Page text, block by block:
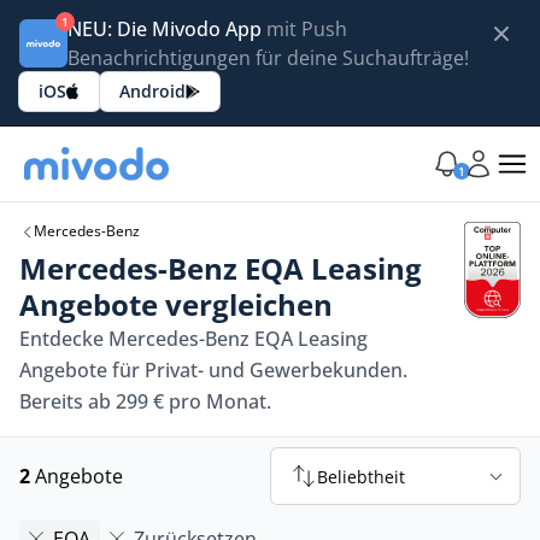
1NEU: Die Mivodo App mit Push
Benachrichtigungen für deine Suchaufträge!
iOS Android
1
Mercedes-Benz
Mercedes-Benz EQA Leasing
Angebote vergleichen
Entdecke Mercedes-Benz EQA Leasing
Angebote für Privat- und Gewerbekunden.
Bereits ab 299 € pro Monat.
2Angebote Beliebtheit